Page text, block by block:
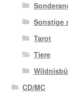
Sonstige
Tarot
Tiere
CD/MC